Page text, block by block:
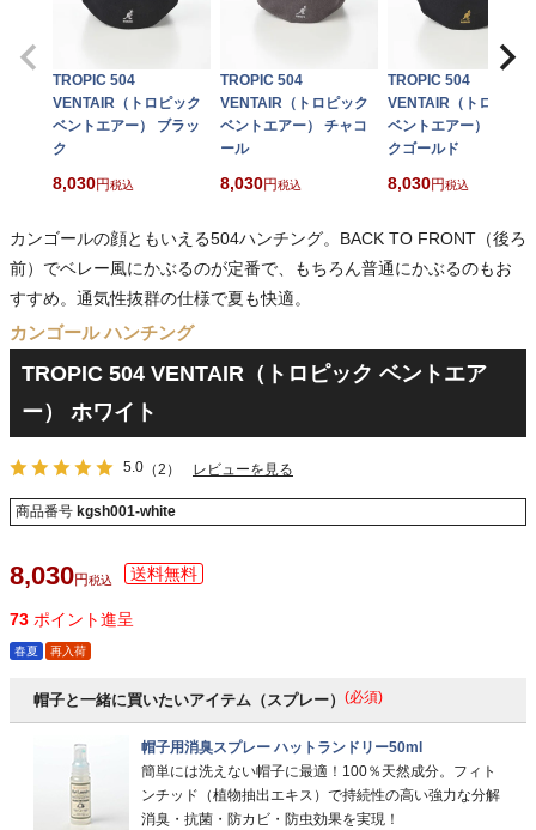
TROPIC 504
VENTAIR（トロピック
ベントエアー） ブラッ
ク
8,030 税込
TROPIC 504
VENTAIR（トロピック
ベントエアー） チャコ
ール
8,030 税込
TROPIC 504
VENTAIR（トロピック
ベントエアー） ブラッ
クゴールド
8,030 税込
カンゴールの顔ともいえる504ハンチング。BACK TO FRONT（後ろ
前）でベレー風にかぶるのが定番で、もちろん普通にかぶるのもお
すすめ。通気性抜群の仕様で夏も快適。
カンゴール ハンチング
TROPIC 504 VENTAIR（トロピック ベントエア
ー） ホワイト
5.0 （2） レビューを見る
商品番号 kgsh001-white
8,030 税込
73 ポイント進呈
春夏 再入荷
帽子と一緒に買いたいアイテム（スプレー） (必須)
帽子用消臭スプレー ハットランドリー50ml
簡単には洗えない帽子に最適！100％天然成分。フィト
ンチッド（植物抽出エキス）で持続性の高い強力な分解
消臭・抗菌・防カビ・防虫効果を実現！